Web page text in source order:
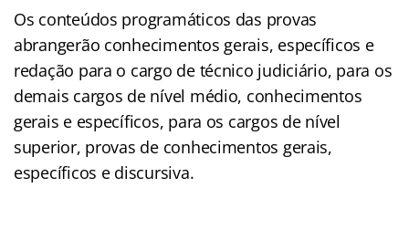
Os conteúdos programáticos das provas
abrangerão conhecimentos gerais, específicos e
redação para o cargo de técnico judiciário, para os
demais cargos de nível médio, conhecimentos
gerais e específicos, para os cargos de nível
superior, provas de conhecimentos gerais,
específicos e discursiva.